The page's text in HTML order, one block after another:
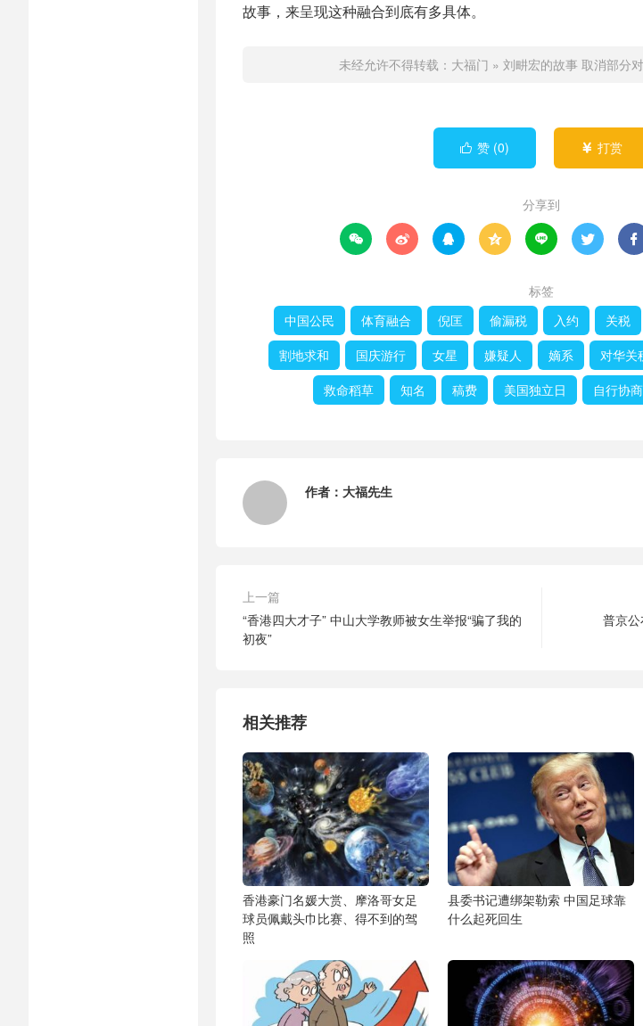
故事，来呈现这种融合到底有多具体。
未经允许不得转载： 大福门 » 刘畊宏的故事 取消部分
 赞 (0)  打赏
分享到
      
标签
中国公民
体育融合 倪匡 偷漏税 入约 关税
割地求和
国庆游行 女星 嫌疑人 嫡系 对华关
救命稻草
知名 稿费 美国独立日 自行协商
作者： 大福先生
上一篇
“香港四大才子” 中山大学教师被女生举报“骗了我的
初夜”
普京
相关推荐
香港豪门名媛大赏、摩洛哥女足
球员佩戴头巾比赛、得不到的驾
照
县委书记遭绑架勒索 中国足球靠
什么起死回生